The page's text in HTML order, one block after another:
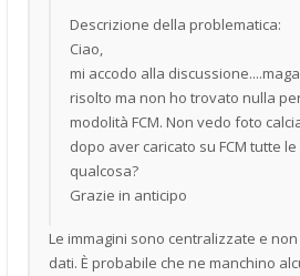
Descrizione della problematica:
Ciao,
mi accodo alla
risolto ma non ho trovato nulla
modolità FCM. Non vedo foto
dopo aver caricato su FCM tutte
qualcosa?
Grazie in anticipo
Le immagini sono centralizzate e
dati. È probabile che ne manchino